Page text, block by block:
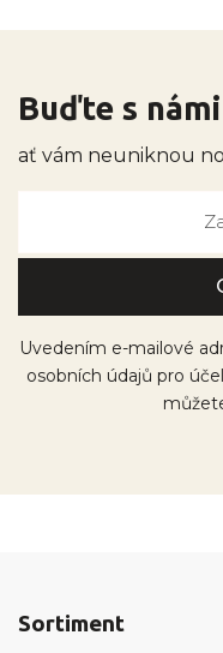
Buďte s
ať vám neuniknou
Uvedením e-mailové
osobních údajů pro
Sortiment